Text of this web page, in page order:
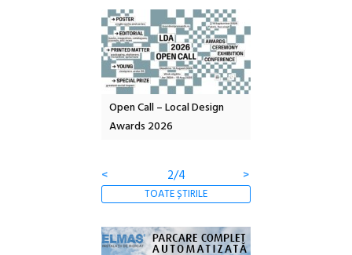
Open Call – Local Design
Awards 2026
<
2/4 >
TOATE ȘTIRILE